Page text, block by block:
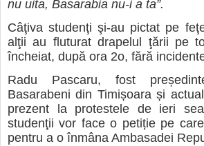
nu uita, Basarabia nu-i a ta”.
Câţiva studenţi şi-au pictat pe
alţii au fluturat drapelul ţării pe
încheiat, după ora 2o, fără
Radu Pascaru, fost
Basarabeni din Timișoara și
prezent la protestele de ieri
studenţii vor face o petiție pe
pentru a o înmâna Ambasadei